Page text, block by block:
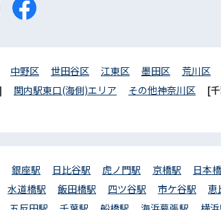
中野区 世田谷区 江東区 墨田区 荒川区
] 関内駅東口(海側)エリア その他神奈川区
[
銀座駅 日比谷駅 虎ノ門駅 京橋駅
日本
水道橋駅 飯田橋駅 四ツ谷駅 市ケ谷駅
恵